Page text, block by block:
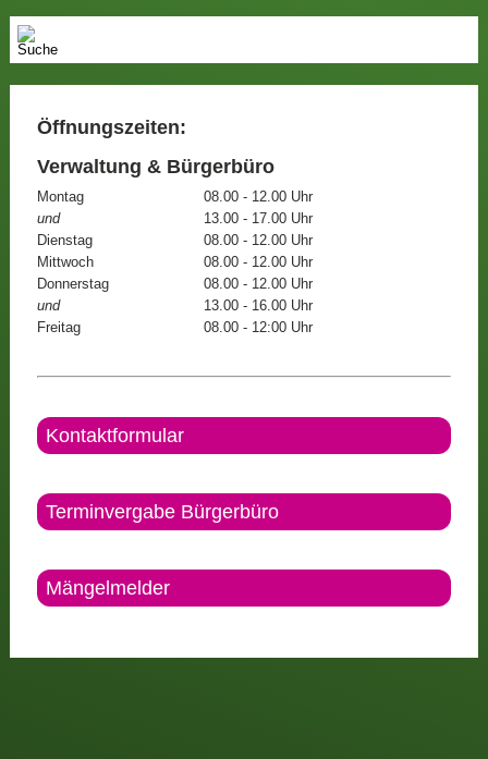
Öffnungszeiten:
Verwaltung & Bürgerbüro
Montag
08.00 - 12.00 Uhr
und
13.00 - 17.00 Uhr
Dienstag
08.00 - 12.00 Uhr
Mittwoch
08.00 - 12.00 Uhr
Donnerstag
08.00 - 12.00 Uhr
und
13.00 - 16.00 Uhr
Freitag
08.00 - 12:00 Uhr
Kontaktformular
Terminvergabe Bürgerbüro
Mängelmelder